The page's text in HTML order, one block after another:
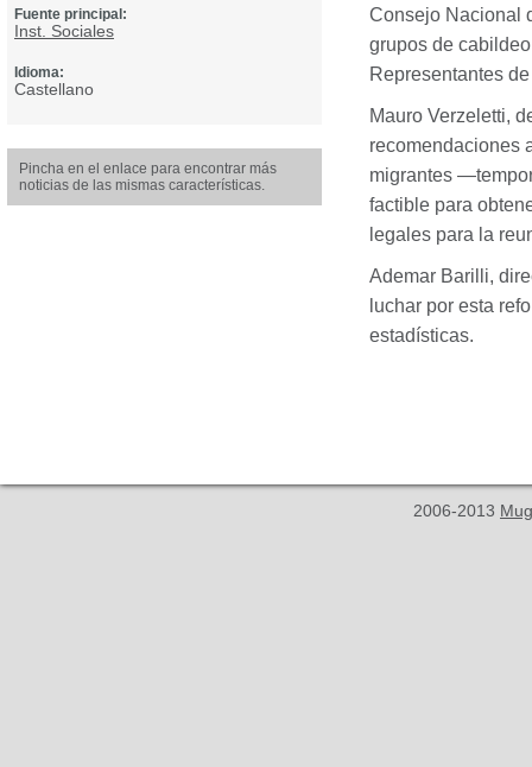
Fuente principal:
Inst. Sociales
Idioma:
Castellano
Pincha en el enlace para encontrar más
noticias de las mismas características.
Consejo Nacional
grupos de
Representantes
Mauro Verzeletti,
recomendaciones
migrantes
factible para
legales para la
Ademar Barilli,
luchar por esta
estadísticas.
2006-2013